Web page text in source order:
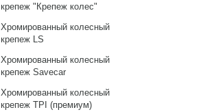
крепеж "Крепеж колес"
Хромированный колесный
крепеж LS
Хромированный колесный
крепеж Savecar
Хромированный колесный
крепеж TPI (премиум)